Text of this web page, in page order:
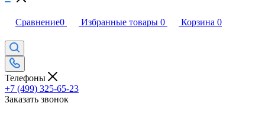
Сравнение0 Избранные товары 0 Корзина 0
Телефоны
+7 (499) 325-65-23
Заказать звонок